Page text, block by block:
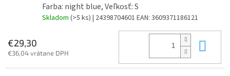
Farba: night blue, Veľkosť: S
Skladom (>5 ks) | 24398704601 EAN: 3609371186121
€29,30
€36,04 vrátane DPH